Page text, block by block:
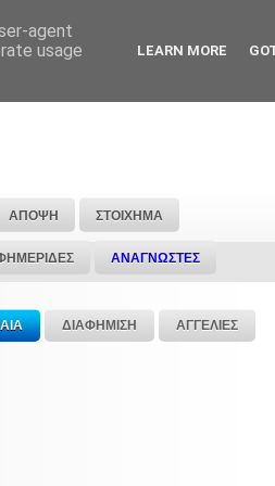
ΑΠΟΨΗ ΣΤΟΙΧΗΜΑ
ΑΝΑΓΝΩΣΤΕΣ
ΔΙΑΦΗΜΙΣΗ ΑΓΓΕΛΙΕΣ
agent
usage
LEARN MORE